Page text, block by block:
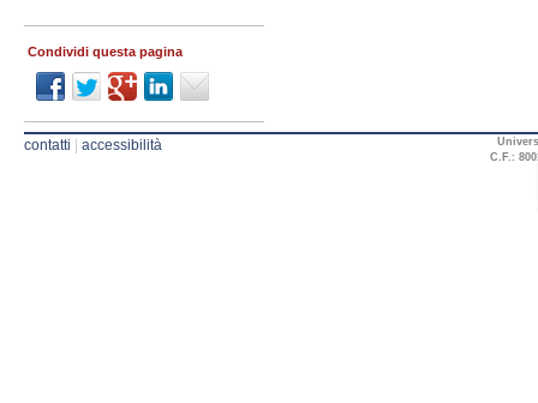
Condividi questa pagina
contatti accessibilità
C.F.: